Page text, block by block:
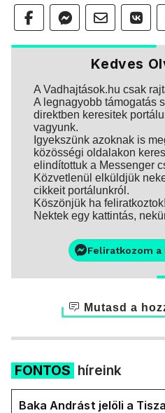
Kedves
A Vadhajtások.hu csak
A legnagyobb támogatás
direktben keresitek
vagyunk.
Igyekszünk azoknak is
közösségi oldalakon
elindítottuk a Messenger
Közvetlenül elküldjük
cikkeit portálunkról.
Köszönjük ha feliratkoztok!
Nektek egy kattintás,
Feliratkozom a
Mutasd a
FONTOS híreink
Baka Andrást jelöli a Tisza